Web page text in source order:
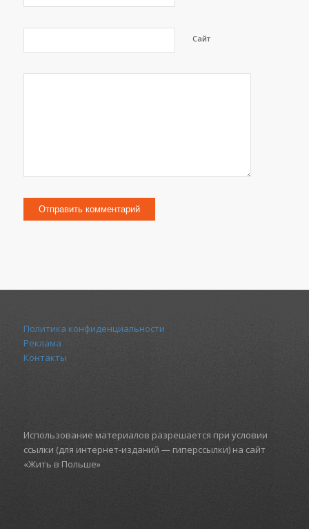
Сайт
Политика конфиденциальности
Реклама
Контакты
Использование материалов разрешается при условии
ссылки (для интернет-изданий — гиперссылки) на сайт
«Жить в Польше»